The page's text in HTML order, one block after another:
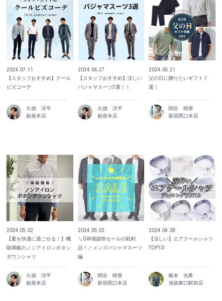
2024.07.11
【スタッフおすすめ】クール
ビズコーデ
久徳 洋平
銀座本店
2024.06.27
【スタッフおすすめ】涼しい
パジャマスーツ3選！！
久徳 洋平
銀座本店
2024.05.21
父の日に贈りたいギフト７
選！
関谷 晴香
新宿西口本店
2024.05.02
【夏を快適に過ごせる！】機
能満載のノンアイロンボタン
ダウンシャツ
久徳 洋平
銀座本店
2024.05.02
＼GW感謝祭セールの戦利
品！／メンズパジャマスーツ
編
関谷 晴香
新宿西口本店
2024.04.28
【涼しい】エアクールシャツ
TOP10
榎本 光希
池袋東口駅前店